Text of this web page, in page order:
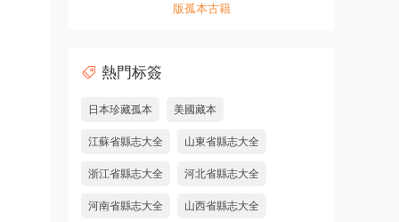
版孤本古籍
熱門标簽
日本珍藏孤本 美國藏本
江蘇省縣志大全 山東省縣志大全
浙江省縣志大全 河北省縣志大全
河南省縣志大全 山西省縣志大全